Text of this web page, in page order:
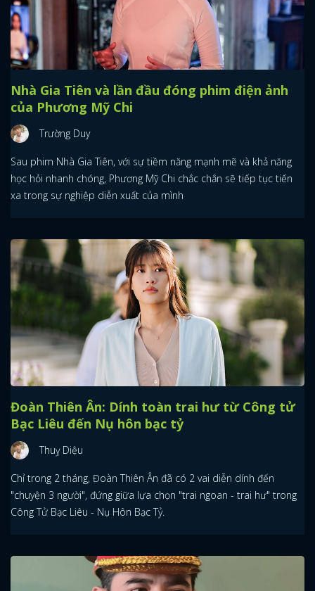
Nhà Gia Tiên và lần đầu đóng phim điện ảnh
của Phương Mỹ Chi
Trường Duy
Sau phim Nhà Gia Tiên, với sự tiềm năng mạnh mẽ và khả năng
học hỏi nhanh chóng, Phương Mỹ Chi chắc chắn sẽ tiếp tục tiến
xa trong sự nghiệp diễn xuất của mình
Đoàn Thiên Ân: Dính toàn trai hư từ Công tử
Bạc Liêu đến Nụ hôn bạc tỷ
Thuỵ Diệu
Chỉ trong 2 tháng, Đoàn Thiên Ân đã có 2 vai diễn dính đến
"chuyện 3 người", đứng giữa lựa chọn "trai ngoan - trai hư" trong
Công Tử Bạc Liêu - Nụ Hôn Bạc Tỷ.